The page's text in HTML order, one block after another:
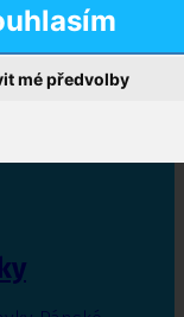
mé předvolby